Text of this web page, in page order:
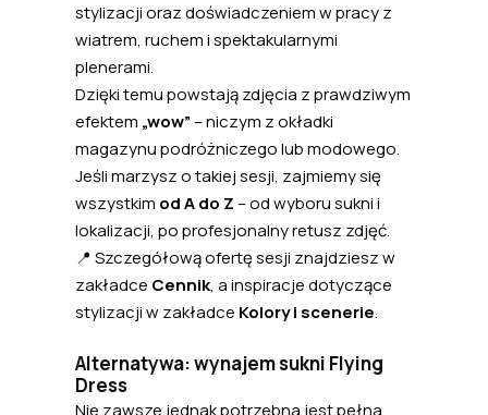
stylizacji oraz doświadczeniem w pracy z
wiatrem, ruchem i spektakularnymi
plenerami.
Dzięki temu powstają zdjęcia z prawdziwym
efektem „wow” – niczym z okładki
magazynu podróżniczego lub modowego.
Jeśli marzysz o takiej sesji, zajmiemy się
wszystkim od A do Z – od wyboru sukni i
lokalizacji, po profesjonalny retusz zdjęć.
📍 Szczegółową ofertę sesji znajdziesz w
zakładce Cennik, a inspiracje dotyczące
stylizacji w zakładce Kolory i scenerie.
Alternatywa: wynajem sukni Flying
Dress
Nie zawsze jednak potrzebna jest pełna